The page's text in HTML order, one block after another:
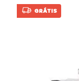
GRÁTIS